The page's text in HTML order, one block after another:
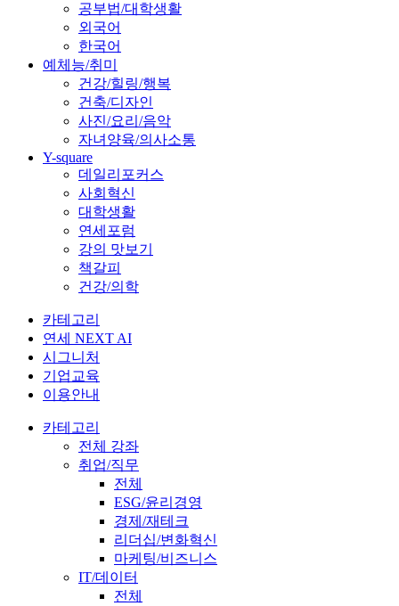
공부법/대학생활
외국어
한국어
예체능/취미
건강/힐링/행복
건축/디자인
사진/요리/음악
자녀양육/의사소통
Y-square
데일리포커스
사회혁신
대학생활
연세포럼
강의 맛보기
책갈피
건강/의학
카테고리
연세 NEXT AI
시그니처
기업교육
이용안내
카테고리
전체 강좌
취업/직무
전체
ESG/윤리경영
경제/재테크
리더십/변화혁신
마케팅/비즈니스
IT/데이터
전체